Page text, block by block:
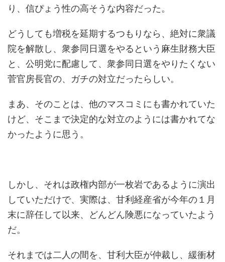
り、信ぴょう性の高そうな内容だった。
どうしても増税を延期するつもりなら、絶対に衆議
院を解散し、衆参同日選をやるという麻生財務大臣
と、公明党に配慮して、衆参同日選をやりたくない
菅官房長官の、ガチの対立だったらしい。
まあ、そのことは、他のマスコミにも書かれていた
けど、そこまで決定的な対立のようには書かれてな
かったように思う。
しかし、それは政権内部が一枚岩であるように演出
していただけで、実際は、甘利経産省が今年の１月
末に辞任して以来、どんどん険悪になっていたよう
だ。
それまでは二人の間を、甘利大臣が仲裁し、緩衝材